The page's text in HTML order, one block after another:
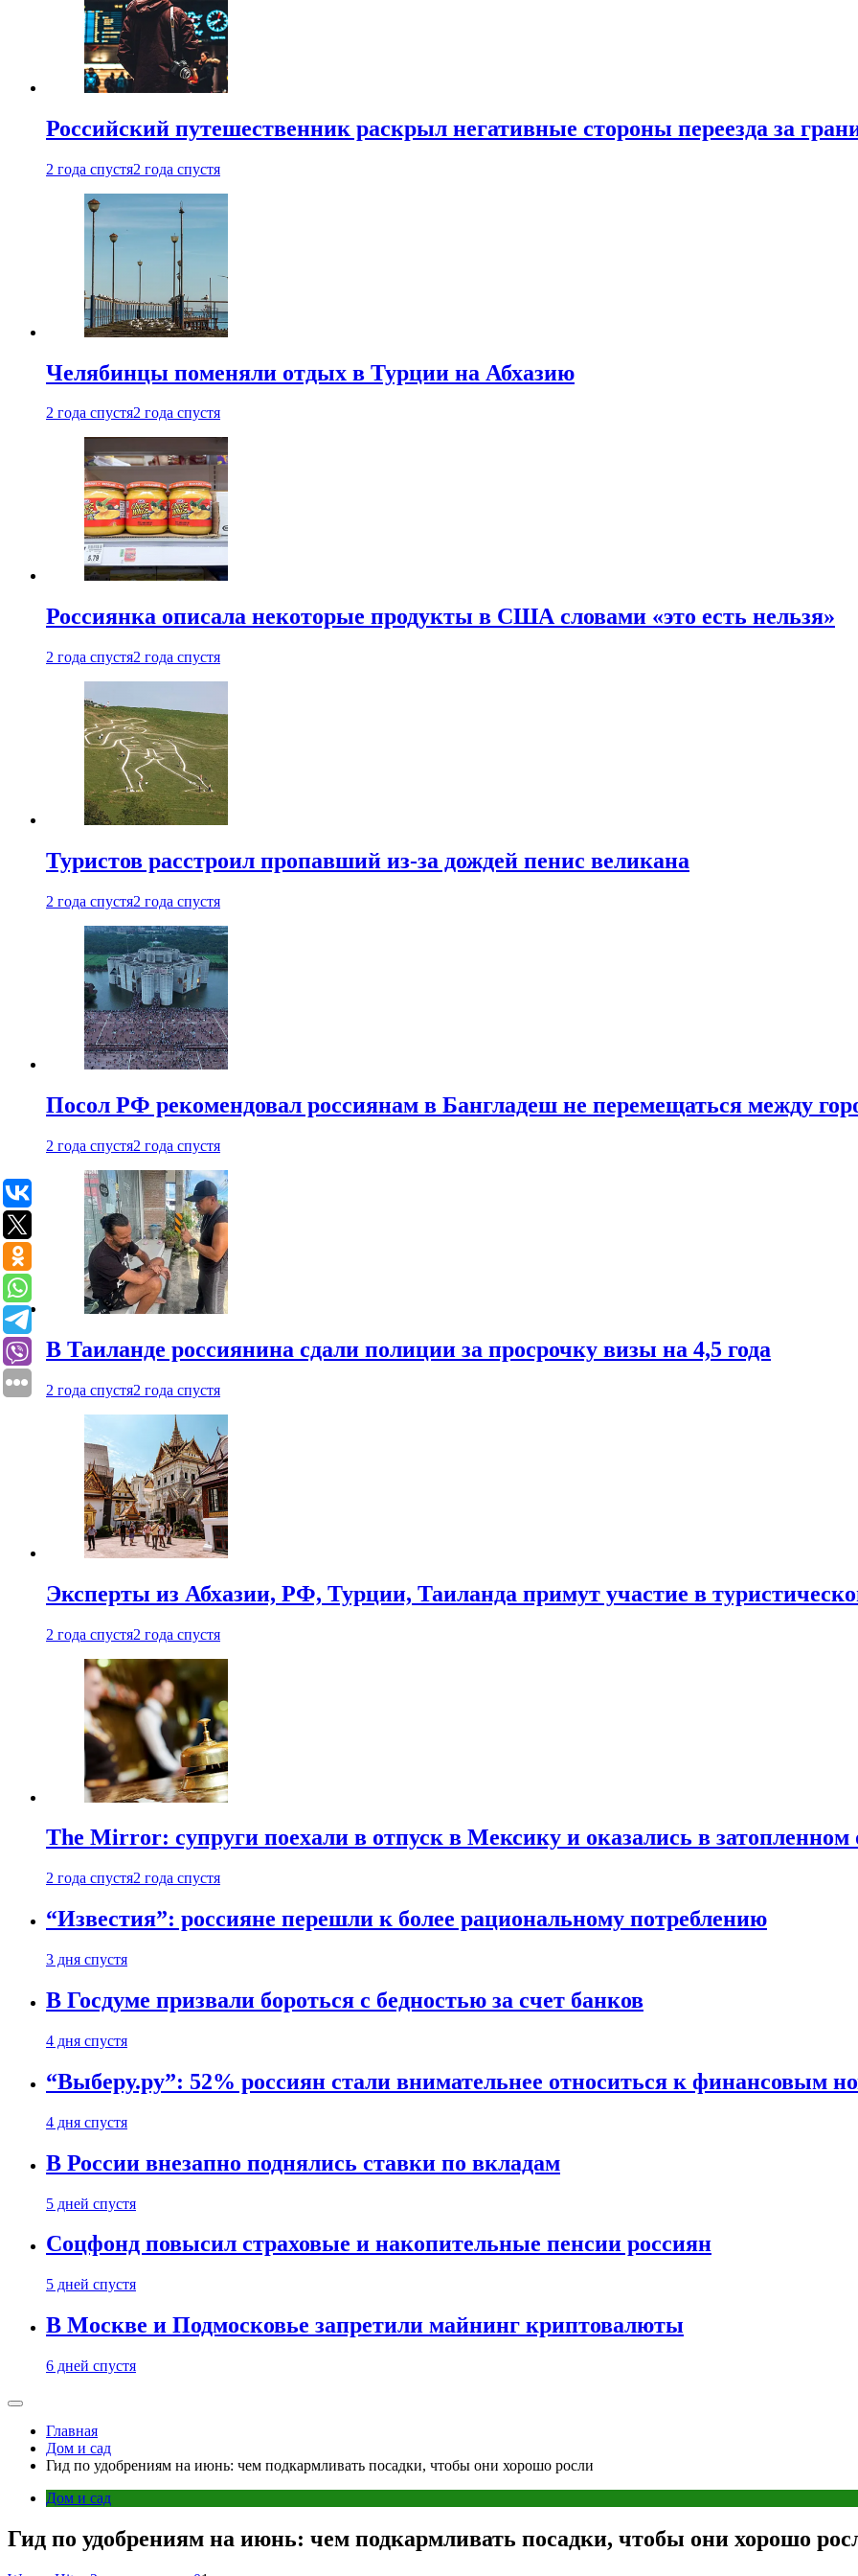
Российский путешественник раскрыл негативные стороны переезда за
2 года спустя2 года спустя
Челябинцы поменяли отдых в Турции на Абхазию
2 года спустя2 года спустя
Россиянка описала некоторые продукты в США словами «это есть нельзя»
2 года спустя2 года спустя
Туристов расстроил пропавший из-за дождей пенис великана
2 года спустя2 года спустя
Посол РФ рекомендовал россиянам в Бангладеш не перемещаться между
2 года спустя2 года спустя
В Таиланде россиянина сдали полиции за просрочку визы на 4,5 года
2 года спустя2 года спустя
Эксперты из Абхазии, РФ, Турции, Таиланда примут участие в
2 года спустя2 года спустя
The Mirror: супруги поехали в отпуск в Мексику и оказались в затопленном
2 года спустя2 года спустя
“Известия”: россияне перешли к более рациональному потреблению
3 дня спустя
В Госдуме призвали бороться с бедностью за счет банков
4 дня спустя
“Выберу.ру”: 52% россиян стали внимательнее относиться к финансовым
4 дня спустя
В России внезапно поднялись ставки по вкладам
5 дней спустя
Соцфонд повысил страховые и накопительные пенсии россиян
5 дней спустя
В Москве и Подмосковье запретили майнинг криптовалюты
6 дней спустя
Главная
Дом и сад
Гид по удобрениям на июнь: чем подкармливать посадки, чтобы они хорошо росли
Дом и сад
Гид по удобрениям на июнь: чем подкармливать посадки, чтобы они хорошо